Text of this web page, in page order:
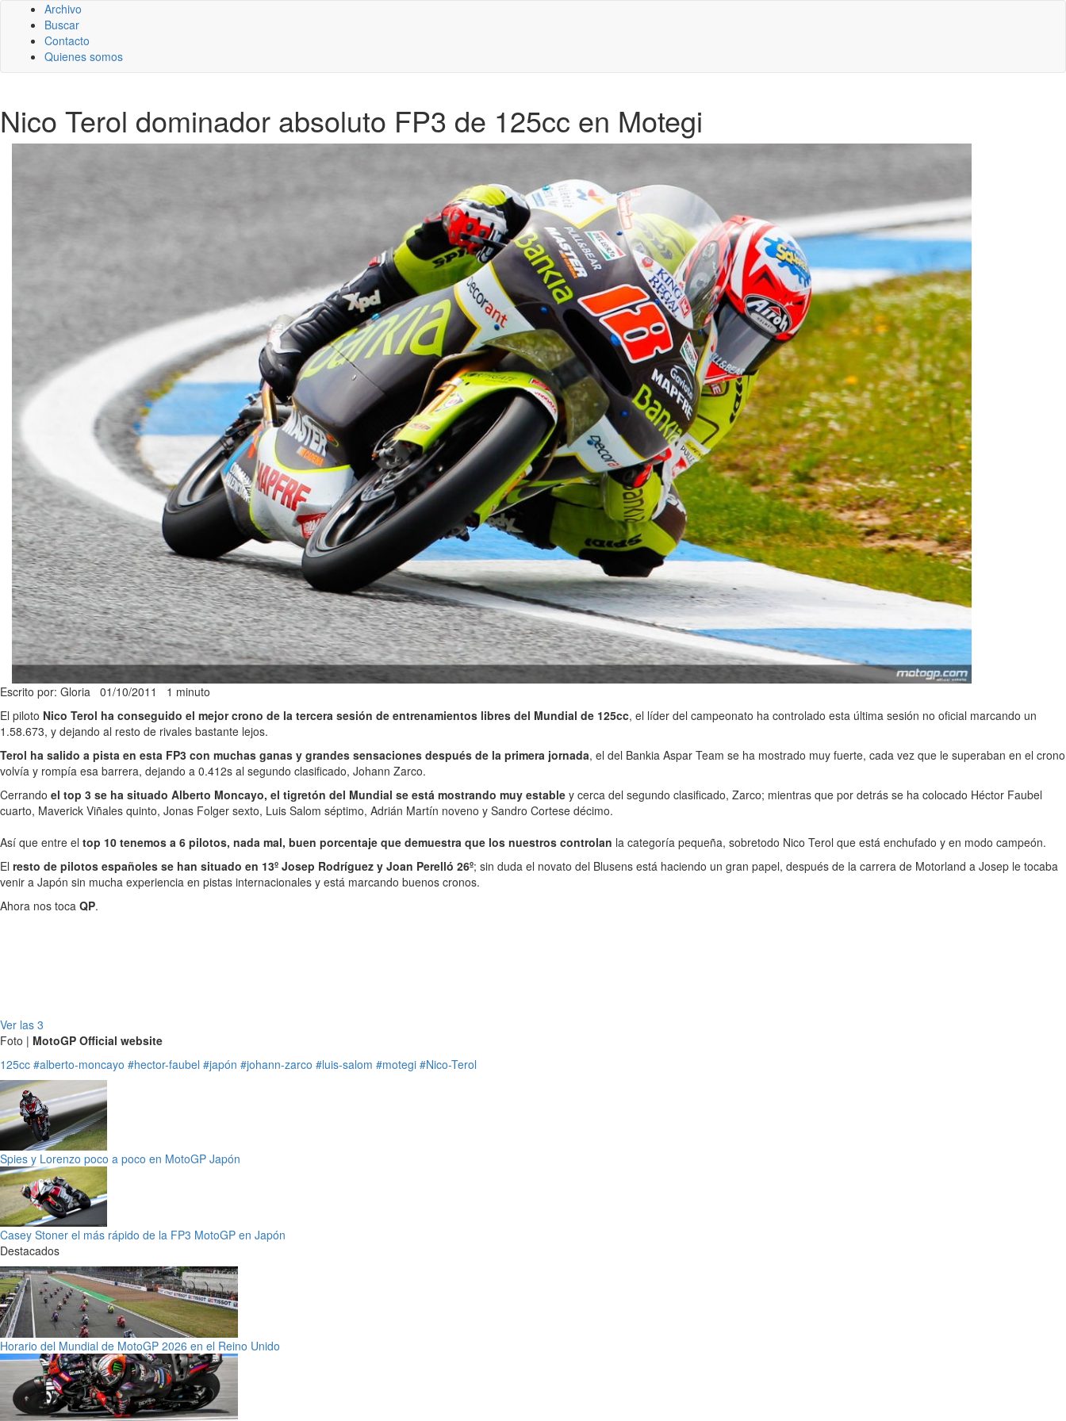
Archivo
Buscar
Contacto
Quienes somos
Nico Terol dominador absoluto FP3 de 125cc en Motegi
Escrito por: Gloria 01/10/2011 1 minuto
El piloto Nico Terol ha conseguido el mejor crono de la tercera sesión de entrenamientos libres del Mundial de 125cc, el líder del campeonato ha controlado esta última sesión no oficial marcando un
1.58.673, y dejando al resto de rivales bastante lejos.
Terol ha salido a pista en esta FP3 con muchas ganas y grandes sensaciones después de la primera jornada, el del Bankia Aspar Team se ha mostrado muy fuerte, cada vez que le superaban en el crono
volvía y rompía esa barrera, dejando a 0.412s al segundo clasificado, Johann Zarco.
Cerrando el top 3 se ha situado Alberto Moncayo, el tigretón del Mundial se está mostrando muy estable y cerca del segundo clasificado, Zarco; mientras que por detrás se ha colocado Héctor Faubel
cuarto, Maverick Viñales quinto, Jonas Folger sexto, Luis Salom séptimo, Adrián Martín noveno y Sandro Cortese décimo.
Así que entre el top 10 tenemos a 6 pilotos, nada mal, buen porcentaje que demuestra que los nuestros controlan la categoría pequeña, sobretodo Nico Terol que está enchufado y en modo campeón.
El resto de pilotos españoles se han situado en 13º Josep Rodríguez y Joan Perelló 26º; sin duda el novato del Blusens está haciendo un gran papel, después de la carrera de Motorland a Josep le tocaba
venir a Japón sin mucha experiencia en pistas internacionales y está marcando buenos cronos.
Ahora nos toca QP.
Ver las 3
Foto | MotoGP Official website
125cc #alberto-moncayo #hector-faubel #japón #johann-zarco #luis-salom #motegi #Nico-Terol
Spies y Lorenzo poco a poco en MotoGP Japón
Casey Stoner el más rápido de la FP3 MotoGP en Japón
Destacados
Horario del Mundial de MotoGP 2026 en el Reino Unido